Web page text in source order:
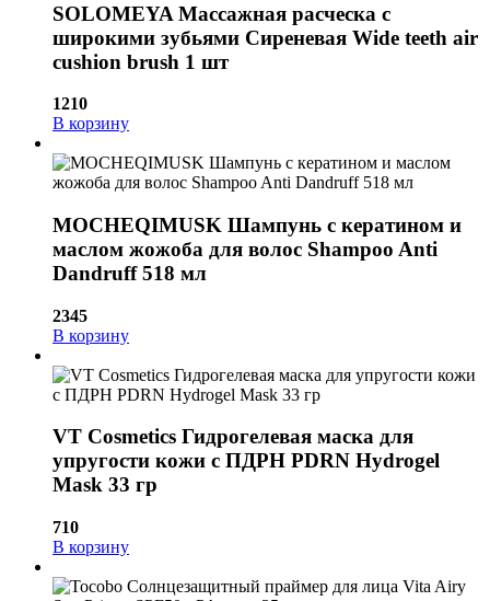
SOLOMEYA Массажная расческа с
широкими зубьями Сиреневая Wide teeth air
cushion brush 1 шт
1210
В корзину
MOCHEQIMUSK Шампунь с кератином и
маслом жожоба для волос Shampoo Anti
Dandruff 518 мл
2345
В корзину
VT Cosmetics Гидрогелевая маска для
упругости кожи с ПДРН PDRN Hydrogel
Mask 33 гр
710
В корзину